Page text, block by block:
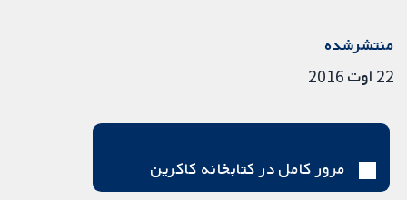
منتشرشده
22 اوت 2016
مرور کامل در کتابخانه کاکرین